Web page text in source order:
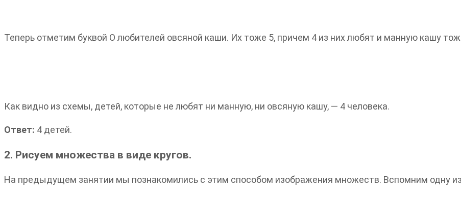
Теперь отметим буквой О любителей овсяной каши. Их тоже 5, причем 4 из них любят и манную кашу
Как видно из схемы, детей, которые не любят ни манную, ни овсяную кашу, — 4 человека.
Ответ: 4 детей.
2. Рисуем множества в виде кругов.
На предыдущем занятии мы познакомились с этим способом изображения множеств. Вспомним одну